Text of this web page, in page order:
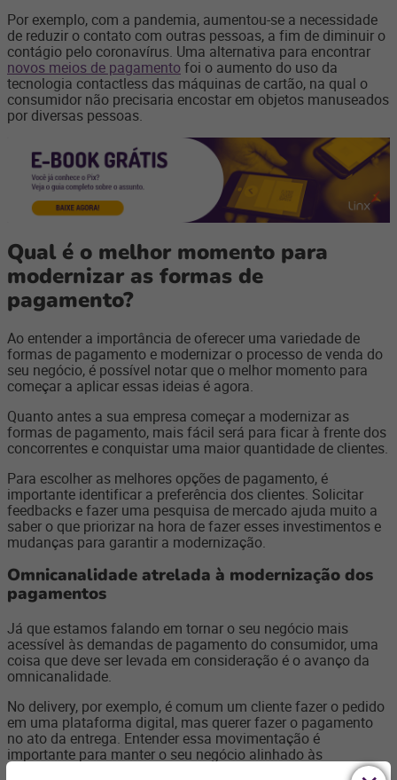
Por exemplo, com a pandemia, aumentou-se a necessidade
de reduzir o contato com outras pessoas, a fim de diminuir o
contágio pelo coronavírus. Uma alternativa para encontrar
novos meios de pagamentofoi o aumento do uso da
tecnologia contactless das máquinas de cartão, na qual o
consumidor não precisaria encostar em objetos manuseados
por diversas pessoas.
Qual é o melhor momento para
modernizar as formas de
pagamento?
Ao entender a importância de oferecer uma variedade de
formas de pagamento e modernizar o processo de venda do
seu negócio, é possível notar que o melhor momento para
começar a aplicar essas ideias é agora.
Quanto antes a sua empresa começar a modernizar as
formas de pagamento, mais fácil será para ficar à frente dos
concorrentes e conquistar uma maior quantidade de clientes.
Para escolher as melhores opções de pagamento, é
importante identificar a preferência dos clientes. Solicitar
feedbacks e fazer uma pesquisa de mercado ajuda muito a
saber o que priorizar na hora de fazer esses investimentos e
mudanças para garantir a modernização.
Omnicanalidade atrelada à modernização dos
pagamentos
Já que estamos falando em tornar o seu negócio mais
acessível às demandas de pagamento do consumidor, uma
coisa que deve ser levada em consideração é o avanço da
omnicanalidade.
No delivery, por exemplo, é comum um cliente fazer o pedido
em uma plataforma digital, mas querer fazer o pagamento
no ato da entrega. Entender essa movimentação é
importante para manter o seu negócio alinhado às
expectativas do público. Além disso, tamanho cuidado pode